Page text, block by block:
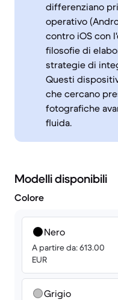
differenziano
operativo
contro iOS con
filosofie di
strategie di
Questi
che cercano
fotografiche
fluida.
Modelli disponibili
Colore
Nero
A partire da: 613.00
EUR
Grigio